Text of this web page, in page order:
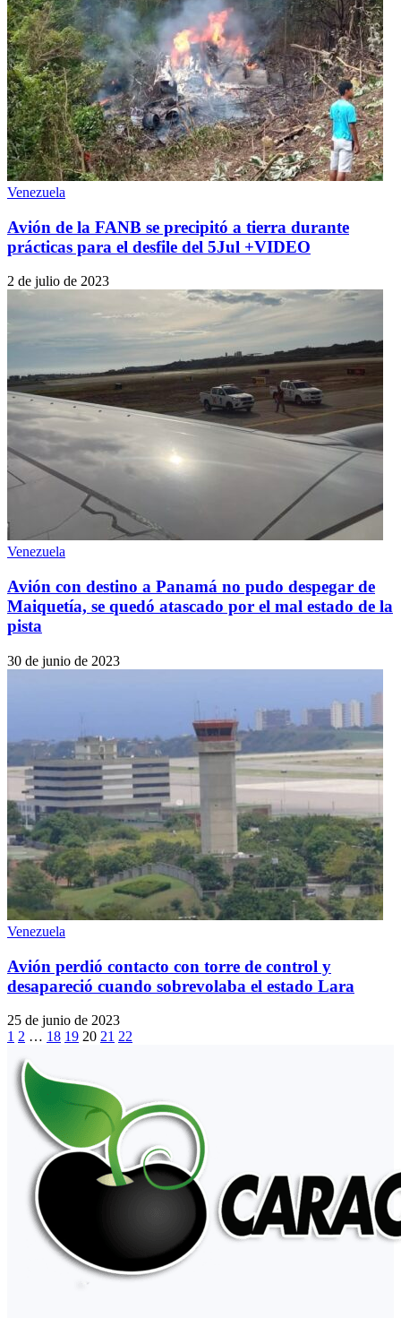
Venezuela
Avión de la FANB se precipitó a tierra durante
prácticas para el desfile del 5Jul +VIDEO
2 de julio de 2023
Venezuela
Avión con destino a Panamá no pudo despegar de
Maiquetía, se quedó atascado por el mal estado de la
pista
30 de junio de 2023
Venezuela
Avión perdió contacto con torre de control y
desapareció cuando sobrevolaba el estado Lara
25 de junio de 2023
1 2 … 18 19 20 21 22